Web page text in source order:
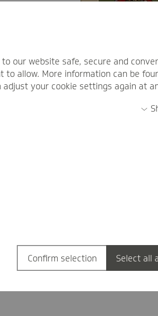
Die gesammelten Spenden, die 2024
werden an Organisationen wie „Sea
Grenzen“ und „Stiftung
konkrete Spendenhöhe wird
Während sich die Organisationen
auch die Herzen der unterstützenden
weiterer Bonus: Der gemeinsame
das „Wir-Gefühl“ innerhalb der
our website safe, secure and
to allow. More information can be
adjust your cookie settings again at
Confirm selection Select all